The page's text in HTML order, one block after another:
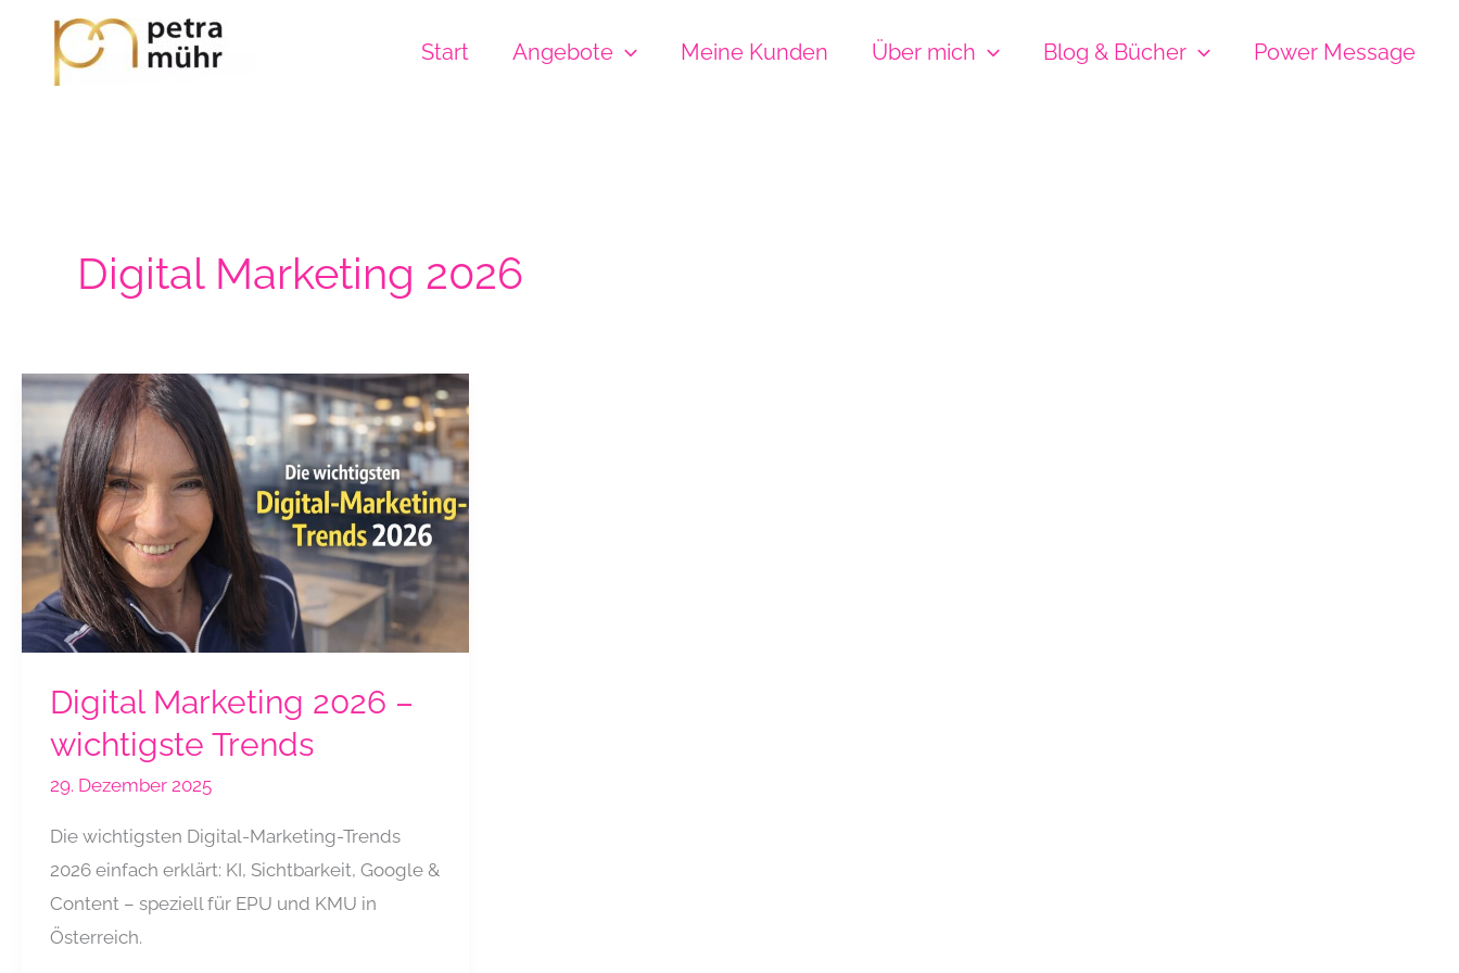
springen
Start Angebote Meine Kunden Über mich Blog & Bücher Power Message
Digital Marketing 2026
Digital Marketing 2026 –
wichtigste Trends
29. Dezember 2025
Die wichtigsten Digital-Marketing-Trends
2026 einfach erklärt: KI, Sichtbarkeit, Google &
Content – speziell für EPU und KMU in
Österreich.